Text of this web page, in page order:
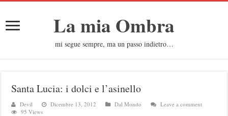
La mia Ombra
mi segue sempre, ma un passo indietro…
Santa Lucia: i dolci e l’asinello
Devil Dicembre 13, 2012 Dal Mondo
Leave a comment
95 Views